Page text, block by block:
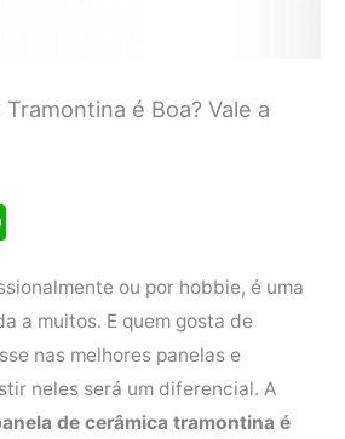
é Boa? Vale a
a
t
s
ou por hobbie, é uma
a muitos. E quem gosta de
nas melhores panelas e
neles será um diferencial. A
de cerâmica tramontina é